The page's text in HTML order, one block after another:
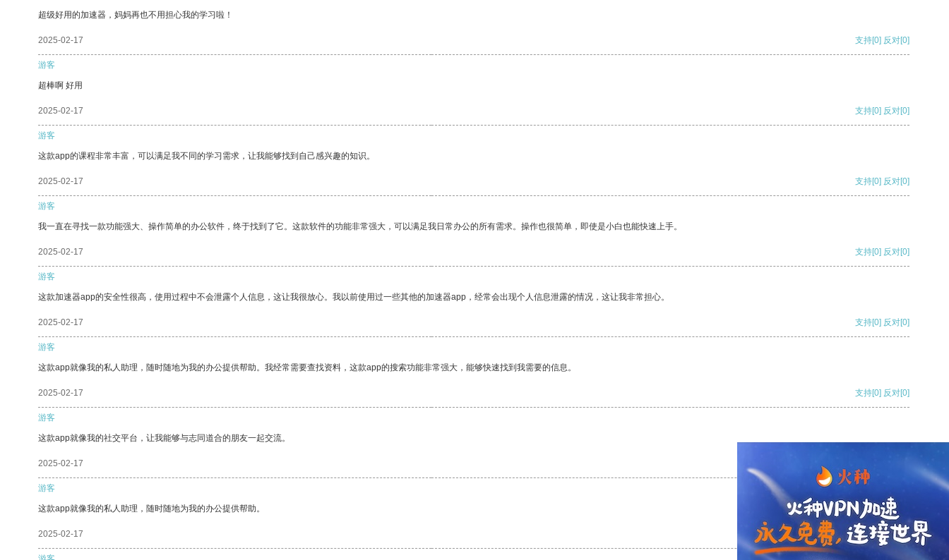
超级好用的加速器，妈妈再也不用担心我的学习啦！
2025-02-17 支持[0] 反对[0]
游客
超棒啊 好用
2025-02-17 支持[0] 反对[0]
游客
这款app的课程非常丰富，可以满足我不同的学习需求，让我能够找到自己感兴趣的知识。
2025-02-17 支持[0] 反对[0]
游客
我一直在寻找一款功能强大、操作简单的办公软件，终于找到了它。这款软件的功能非常强大，可以满足我日常办公的所有需求。操作也很简单，即使是小白也能快速上手。
2025-02-17 支持[0] 反对[0]
游客
这款加速器app的安全性很高，使用过程中不会泄露个人信息，这让我很放心。我以前使用过一些其他的加速器app，经常会出现个人信息泄露的情况，这让我非常担心。
2025-02-17 支持[0] 反对[0]
游客
这款app就像我的私人助理，随时随地为我的办公提供帮助。我经常需要查找资料，这款app的搜索功能非常强大，能够快速找到我需要的信息。
2025-02-17 支持[0] 反对[0]
游客
这款app就像我的社交平台，让我能够与志同道合的朋友一起交流。
2025-02-17
游客
这款app就像我的私人助理，随时随地为我的办公提供帮助。
2025-02-17 支持 [0] 反对[0]